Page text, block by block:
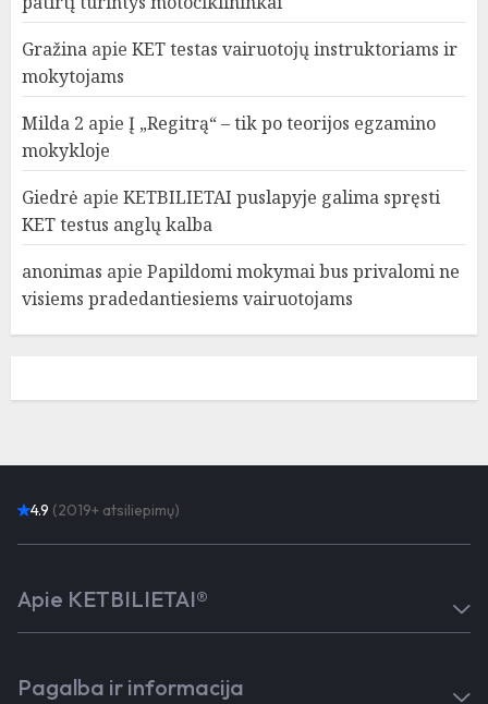
Gražina apie KET testas vairuotojų instruktoriams ir
mokytojams
Milda 2 apie Į „Regitrą“ – tik po teorijos egzamino
mokykloje
Giedrė apie KETBILIETAI puslapyje galima spręsti
KET testus anglų kalba
anonimas apie Papildomi mokymai bus privalomi ne
visiems pradedantiesiems vairuotojams
4.9 (2019+ atsiliepimų)
Apie KETBILIETAI®
Testai
Pagalba ir informacija